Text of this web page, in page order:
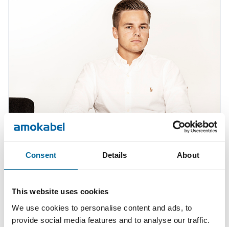
Consent Details About
This website uses cookies
We use cookies to personalise content and ads, to
provide social media features and to analyse our traffic.
anton.wretman@amokabel.com